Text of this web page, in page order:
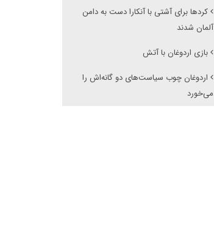
کردها برای آشتی با آنکارا دست به دامن
آلمان شدند
بازی اردوغان با آتش
اردوغان چوب سیاست‌های دو گانه‌اش را
می‌خورد